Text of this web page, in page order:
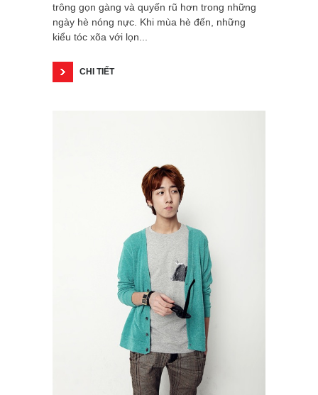
trông gọn gàng và quyến rũ hơn trong những
ngày hè nóng nực. Khi mùa hè đến, những
kiểu tóc xõa với lọn...
CHI TIẾT